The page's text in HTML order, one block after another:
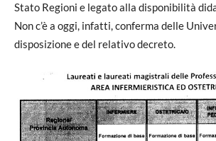
Stato Regioni e legato alla disponibilità
Non c’è a oggi, infatti, conferma delle
disposizione e del relativo decreto.